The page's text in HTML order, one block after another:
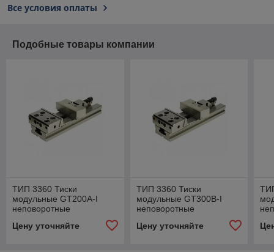
Все условия оплаты
Подобные товары компании
ТИП 3360 Тиски
модульные GT200A-I
неповоротные
Цену уточняйте
ТИП 3360 Тиски
модульные GT300B-I
неповоротные
Цену уточняйте